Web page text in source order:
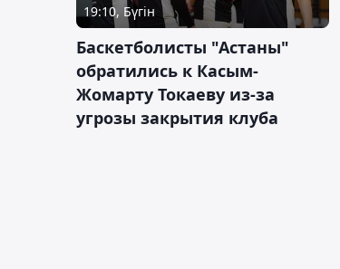
19:10, Бүгін
Баскетболисты "Астаны"
обратились к Касым-
Жомарту Токаеву из-за
угрозы закрытия клуба